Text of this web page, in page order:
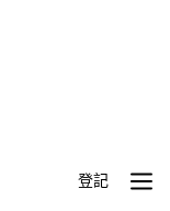
登記